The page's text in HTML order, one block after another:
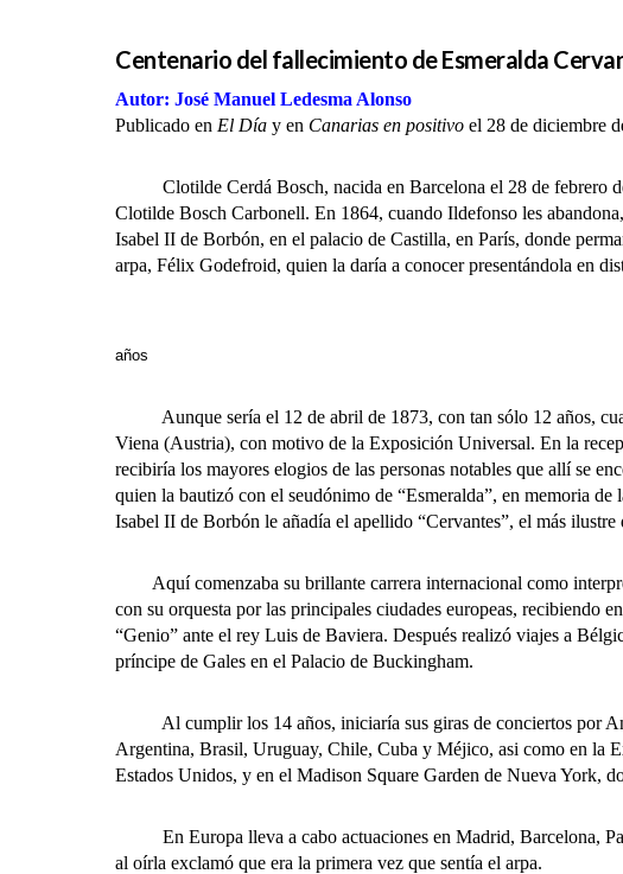
Centenario del fallecimiento de Esmeralda
Autor: José Manuel Ledesma Alonso
Publicado en El Día y en Canarias en positivo el 28 de diciembre
Clotilde Cerdá Bosch, nacida en Barcelona el 28 de febrero de
Clotilde Bosch Carbonell. En 1864, cuando Ildefonso les
Isabel II de Borbón, en el palacio de Castilla, en París, donde
arpa, Félix Godefroid, quien la daría a conocer presentándola en
Esmeralda
años
Aunque sería el 12 de abril de 1873, con tan sólo 12 años,
Viena (Austria), con motivo de la Exposición Universal. En la
recibiría los mayores elogios de las personas notables que allí se
quien la bautizó con el seudónimo de “Esmeralda”, en memoria
Isabel II de Borbón le añadía el apellido “Cervantes”, el más ilustre
Aquí comenzaba su brillante carrera internacional como
con su orquesta por las principales ciudades europeas, recibiendo
“Genio” ante el rey Luis de Baviera. Después realizó viajes a
príncipe de Gales en el Palacio de Buckingham.
Al cumplir los 14 años, iniciaría sus giras de conciertos por
Argentina, Brasil, Uruguay, Chile, Cuba y Méjico, asi como en la
Estados Unidos, y en el Madison Square Garden de Nueva York,
En Europa lleva a cabo actuaciones en Madrid, Barcelona,
al oírla exclamó que era la primera vez que sentía el arpa.